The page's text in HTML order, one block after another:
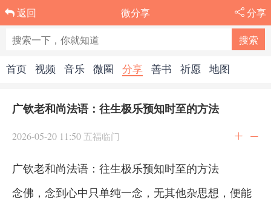
返回 微分享 分享
首页 视频 音乐 微圈 分享 善书 祈愿 地图
广钦老和尚法语：往生极乐预知时至的方法
2026-05-20 11:50 五福临门
广钦老和尚法语：往生极乐预知时至的方法
念佛，念到心中只单纯一念，无其他杂思想，便能